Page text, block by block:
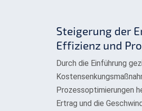
Steigerung der
Effizienz und
Durch die Einführung
Prozessoptimierungen
Ertrag und die